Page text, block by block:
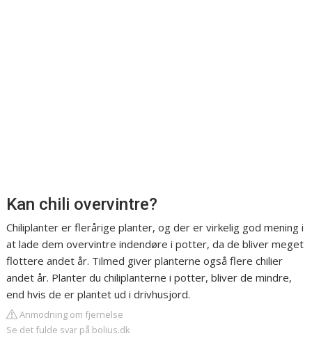
Kan chili overvintre?
Chiliplanter er flerårige planter, og der er virkelig god mening i
at lade dem overvintre indendøre i potter, da de bliver meget
flottere andet år. Tilmed giver planterne også flere chilier
andet år. Planter du chiliplanterne i potter, bliver de mindre,
end hvis de er plantet ud i drivhusjord.
Anmodning om fjernelse
Se det fulde svar på bolius.dk